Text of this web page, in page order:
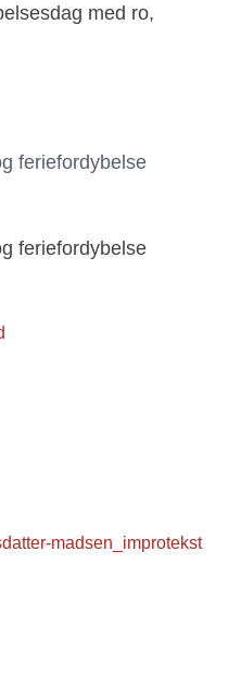
med ro,
feriefordybelse
feriefordybelse